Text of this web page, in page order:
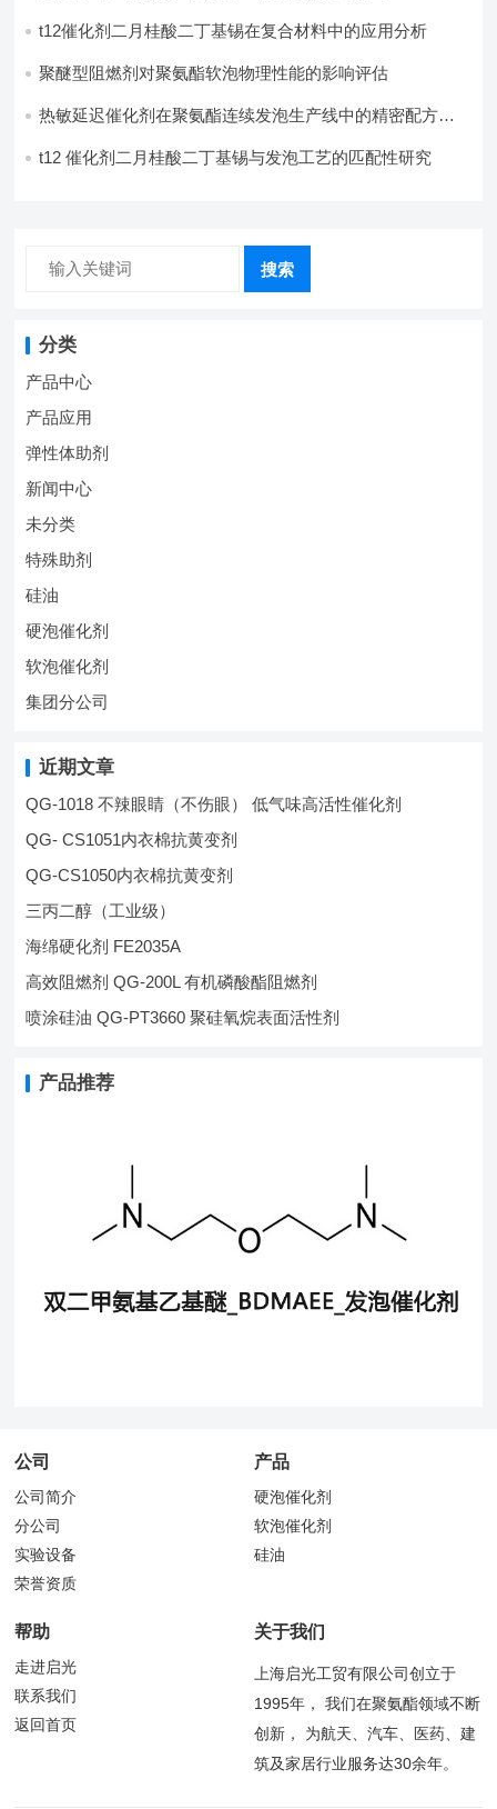
t12催化剂二月桂酸二丁基锡在复合材料中的应用分析
聚醚型阻燃剂对聚氨酯软泡物理性能的影响评估​
热敏延迟催化剂在聚氨酯连续发泡生产线中的精密配方设
t12 催化剂二月桂酸二丁基锡与发泡工艺的匹配性研究
搜索
分类
产品中心
产品应用
弹性体助剂
新闻中心
未分类
特殊助剂
硅油
硬泡催化剂
软泡催化剂
集团分公司
近期文章
QG-1018 不辣眼睛（不伤眼） 低气味高活性催化剂
QG- CS1051内衣棉抗黄变剂
QG-CS1050内衣棉抗黄变剂
三丙二醇（工业级）
海绵硬化剂 FE2035A
高效阻燃剂 QG-200L 有机磷酸酯阻燃剂
喷涂硅油 QG-PT3660 聚硅氧烷表面活性剂
产品推荐
公司
公司简介
分公司
实验设备
荣誉资质
产品
硬泡催化剂
软泡催化剂
硅油
帮助
走进启光
联系我们
返回首页
关于我们
上海启光工贸有限公司创立于
1995年， 我们在聚氨酯领域不断
创新， 为航天、汽车、医药、建
筑及家居行业服务达30余年。